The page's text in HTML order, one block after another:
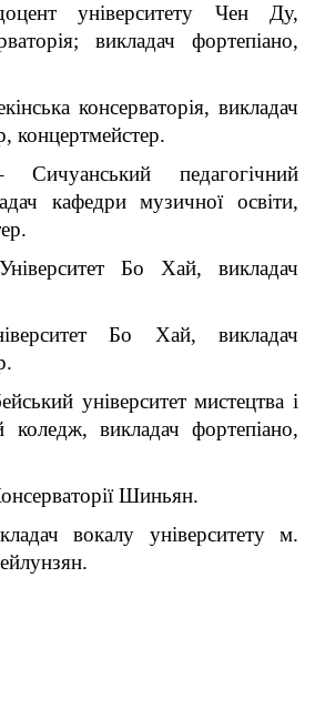
університету Чен Ду,
викладач фортепіано,
консерваторія, викладач
концертмейстер.
педагогічний
кафедри музичної освіти,
Бо Хай, викладач
Бо Хай, викладач
університет мистецтва і
викладач фортепіано,
Шиньян.
вокалу університету м.